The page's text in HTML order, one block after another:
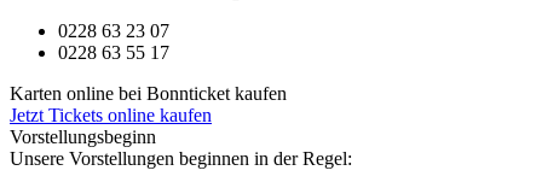
0228 63 23 07
0228 63 55 17
Karten online bei Bonnticket kaufen
Jetzt Tickets online kaufen
Vorstellungsbeginn
Unsere Vorstellungen beginnen in der Regel: